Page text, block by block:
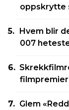
oppskrytte
Hvem blir
007
Glem